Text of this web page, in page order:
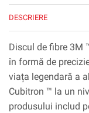
DESCRIERE
Discul de fibre 3M
în formă de
viața legendară a
Cubitron ™ la un
produsului includ